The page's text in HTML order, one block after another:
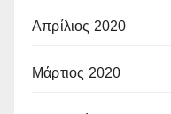
Απρίλιος 2020
Μάρτιος 2020